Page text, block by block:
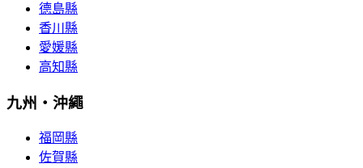
德島縣
香川縣
愛媛縣
高知縣
九州・沖繩
福岡縣
佐賀縣